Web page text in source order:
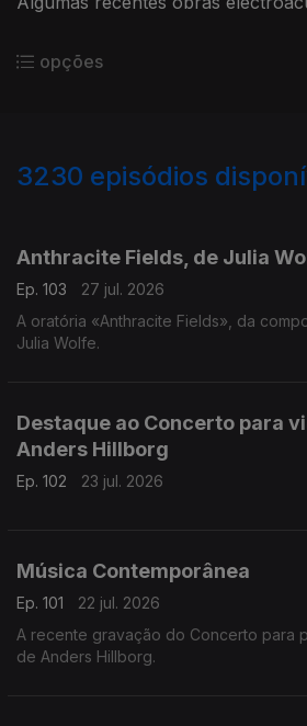
opções
3230 episódios
Anthracite Fields, de Julia
Ep. 103
27 jul. 2026
A oratória «Anthracite Fields», da
Julia Wolfe.
Destaque ao Concerto para
Anders Hillborg
Ep. 102 23 jul. 2026
Música Contemporânea
Ep. 101
22 jul. 2026
A recente gravação do Concerto para
de Anders Hillborg.